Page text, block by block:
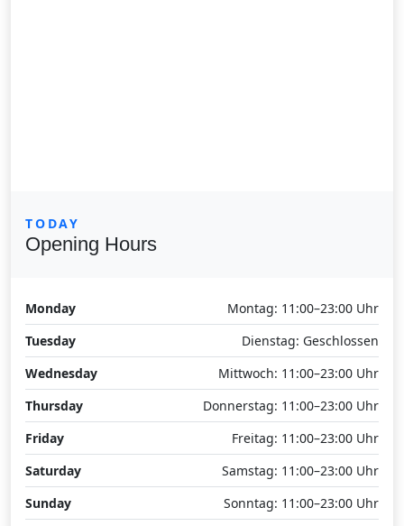
TODAY
Opening Hours
Monday
Montag: 11:00–23:00 Uhr
Tuesday
Dienstag: Geschlossen
Wednesday
Mittwoch: 11:00–23:00 Uhr
Thursday
Donnerstag: 11:00–23:00 Uhr
Friday
Freitag: 11:00–23:00 Uhr
Saturday
Samstag: 11:00–23:00 Uhr
Sunday
Sonntag: 11:00–23:00 Uhr